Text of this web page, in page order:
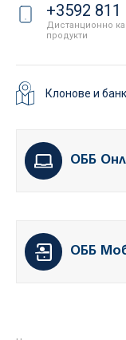
+3592 811
Дистанционно
продукти
Клонове и
ОББ
ОББ